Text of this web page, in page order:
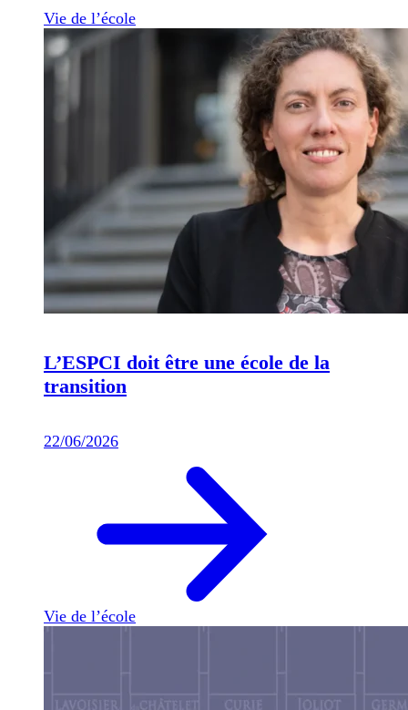
Vie de l’école
L’ESPCI doit être une école de la
transition
22/06/2026
Vie de l’école